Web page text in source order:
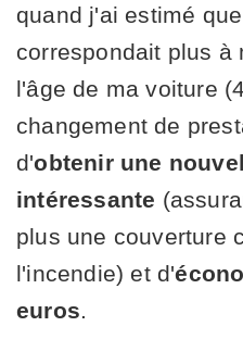
quand j'ai estimé
correspondait plus à
l'âge de ma voiture
changement de
d'obtenir une
intéressante
plus une couverture
l'incendie) et d'
euros